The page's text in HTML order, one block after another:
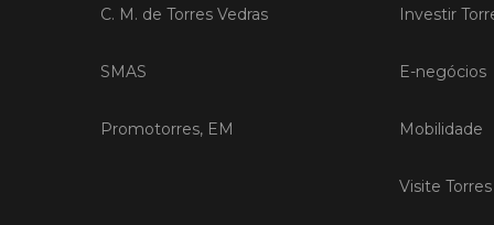
C. M. de Torres Vedras
SMAS
Promotorres, EM
Investir
E-negócios
Mobilidade
Visite